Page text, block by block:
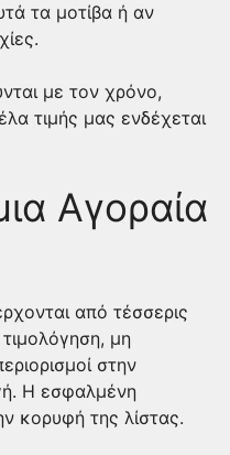
τα μοτίβα ή αν
με τον χρόνο,
τιμής μας ενδέχεται
Αγοραία
από τέσσερις
μη
στην
Η εσφαλμένη
κορυφή της λίστας.